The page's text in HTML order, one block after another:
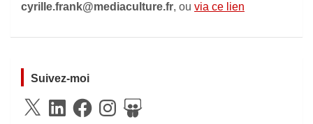
cyrille.frank@mediaculture.fr, ou via ce lien
Suivez-moi
X
LinkedInFacebookInstagramSlideShare